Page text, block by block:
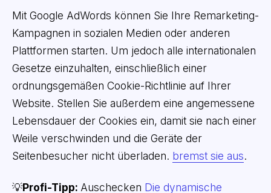
Mit Google AdWords können Sie Ihre Remarketing-
Kampagnen in sozialen Medien oder anderen
Plattformen starten. Um jedoch alle internationalen
Gesetze einzuhalten, einschließlich einer
ordnungsgemäßen Cookie-Richtlinie auf Ihrer
Website. Stellen Sie außerdem eine angemessene
Lebensdauer der Cookies ein, damit sie nach einer
Weile verschwinden und die Geräte der
Seitenbesucher nicht überladen. bremst sie aus.
💡Profi-Tipp: Auschecken Die dynamische